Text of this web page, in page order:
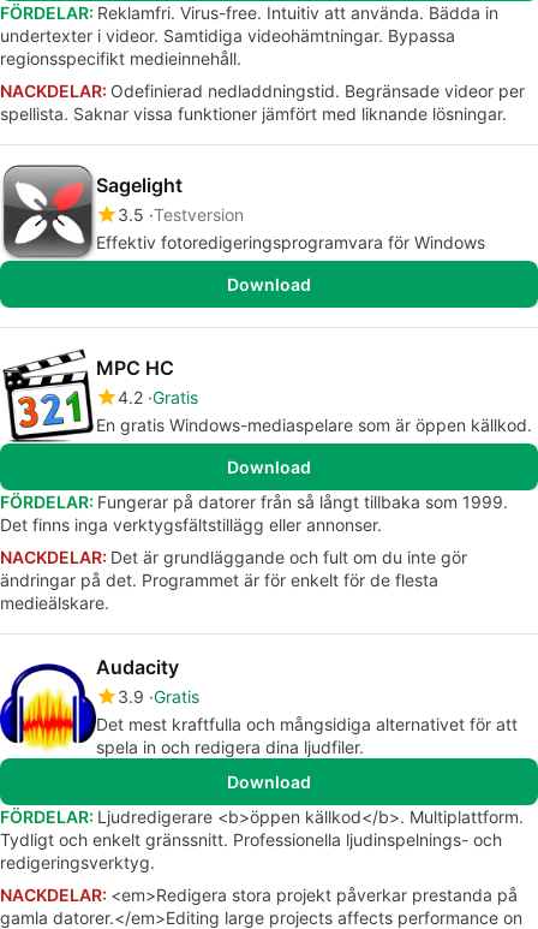
FÖRDELAR: Reklamfri. Virus-free. Intuitiv att använda. Bädda in
undertexter i videor. Samtidiga videohämtningar. Bypassa
regionsspecifikt medieinnehåll.
NACKDELAR: Odefinierad nedladdningstid. Begränsade videor per
spellista. Saknar vissa funktioner jämfört med liknande lösningar.
Sagelight
3.5 Testversion
Effektiv fotoredigeringsprogramvara för Windows
Download
MPC HC
4.2 Gratis
En gratis Windows-mediaspelare som är öppen källkod.
Download
FÖRDELAR: Fungerar på datorer från så långt tillbaka som 1999.
Det finns inga verktygsfältstillägg eller annonser.
NACKDELAR: Det är grundläggande och fult om du inte gör
ändringar på det. Programmet är för enkelt för de flesta
medieälskare.
Audacity
3.9 Gratis
Det mest kraftfulla och mångsidiga alternativet för att
spela in och redigera dina ljudfiler.
Download
FÖRDELAR: Ljudredigerare <b>öppen källkod</b>. Multiplattform.
Tydligt och enkelt gränssnitt. Professionella ljudinspelnings- och
redigeringsverktyg.
NACKDELAR: <em>Redigera stora projekt påverkar prestanda på
gamla datorer.</em>Editing large projects affects performance on